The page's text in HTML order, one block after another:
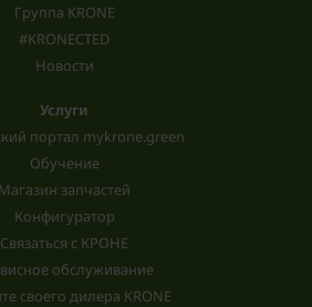
Группа KRONE
#KRONECTED
Новости
Услуги
портал mykrone.green
Обучение
Магазин запчастей
Конфигуратор
Связаться с КРОНЕ
обслуживание
своего дилера KRONE